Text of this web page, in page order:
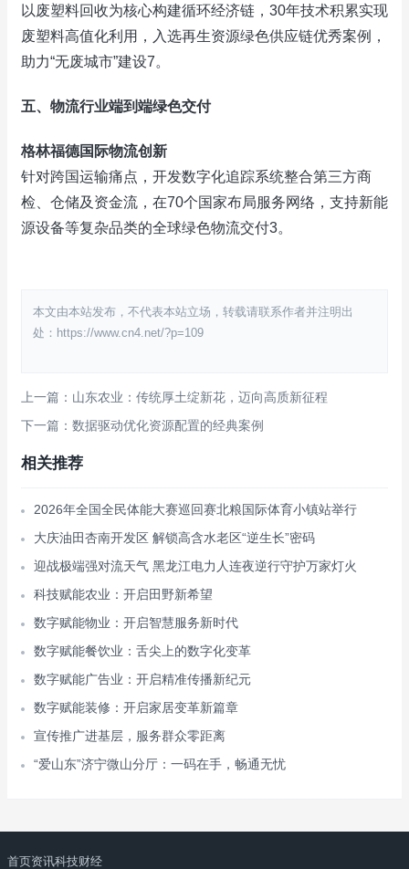
以废塑料回收为核心构建循环经济链，30年技术积累实现
废塑料高值化利用，入选再生资源绿色供应链优秀案例，
助力“无废城市”建设‌7。
五、‌ 物流行业端到端绿色交付
格林福德国际物流创新
针对跨国运输痛点，开发数字化追踪系统整合第三方商
检、仓储及资金流，在70个国家布局服务网络，支持新能
源设备等复杂品类的全球绿色物流交付‌3。
本文由本站发布，不代表本站立场，转载请联系作者并注明出
处：https://www.cn4.net/?p=109
上一篇：山东农业：传统厚土绽新花，迈向高质新征程
下一篇：数据驱动优化资源配置的经典案例
相关推荐
2026年全国全民体能大赛巡回赛北粮国际体育小镇站举行
大庆油田杏南开发区 解锁高含水老区“逆生长”密码
迎战极端强对流天气 黑龙江电力人连夜逆行守护万家灯火
科技赋能农业：开启田野新希望
数字赋能物业：开启智慧服务新时代
数字赋能餐饮业：舌尖上的数字化变革
数字赋能广告业：开启精准传播新纪元
数字赋能装修：开启家居变革新篇章
宣传推广进基层，服务群众零距离
“爱山东”济宁微山分厅：一码在手，畅通无忧
首页资讯科技财经